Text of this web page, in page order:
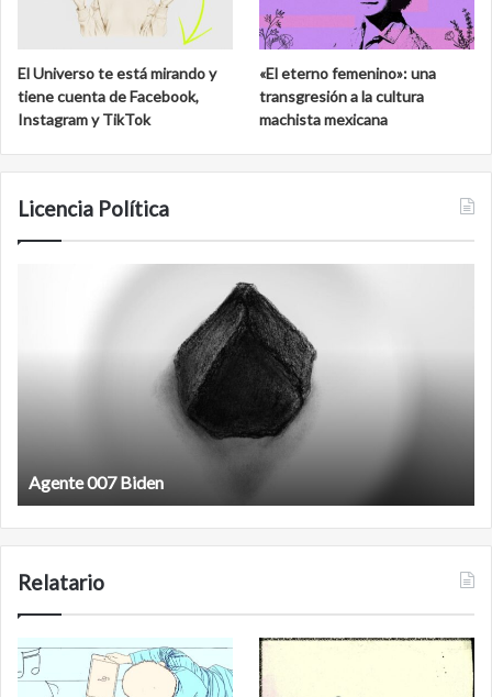
El Universo te está mirando y
tiene cuenta de Facebook,
Instagram y TikTok
«El eterno femenino»: una
transgresión a la cultura
machista mexicana
Licencia Política
Agente 007 Biden
Relatario